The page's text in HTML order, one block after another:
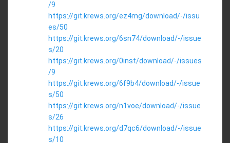
/9
https://git.krews.org/ez4mg/download/-/issu
es/50
https://git.krews.org/6sn74/download/-/issue
s/20
https://git.krews.org/0inst/download/-/issues
/9
https://git.krews.org/6f9b4/download/-/issue
s/50
https://git.krews.org/n1voe/download/-/issue
s/26
https://git.krews.org/d7qc6/download/-/issue
s/10